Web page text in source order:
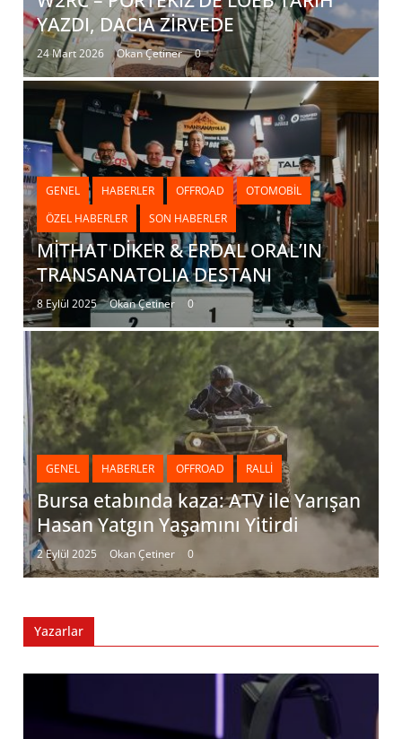
YAZDI, DACIA ZİRVEDE
24 Mart 2026 Okan Çetiner 0
GENEL HABERLER OFFROAD
OTOMOBIL
ÖZEL HABERLER
SON HABERLER
MİTHAT DİKER & ERDAL ORAL’IN
TRANSANATOLIA DESTANI
8 Eylül 2025 Okan Çetiner 0
GENEL HABERLER OFFROAD RALLI
Bursa etabında kaza: ATV ile Yarışan
Hasan Yatgın Yaşamını Yitirdi
2 Eylül 2025 Okan Çetiner 0
Yazarlar